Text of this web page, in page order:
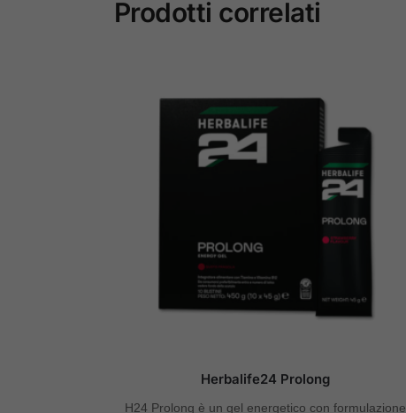
Prodotti correlati
Herbalife24 Prolong
H24 Prolong è un gel energetico con formulazione